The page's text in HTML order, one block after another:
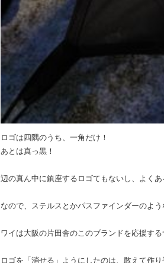
ロゴは四隅のうち、一角だけ！
あとは真っ黒！
辺の真ん中に鎮座するロゴてもないし、よく
なので、ステルスとかパスファインダーのよ
ワイは大阪の片田舎のこのブランドを応援す
ロゴを「消せる」ようにしたのは、敢えて作